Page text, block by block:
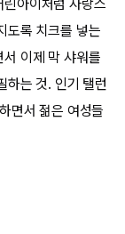
아이처럼 사랑스
도록 치크를 넣는
이제 막 샤워를
하는 것. 인기 탤런
면서 젊은 여성들